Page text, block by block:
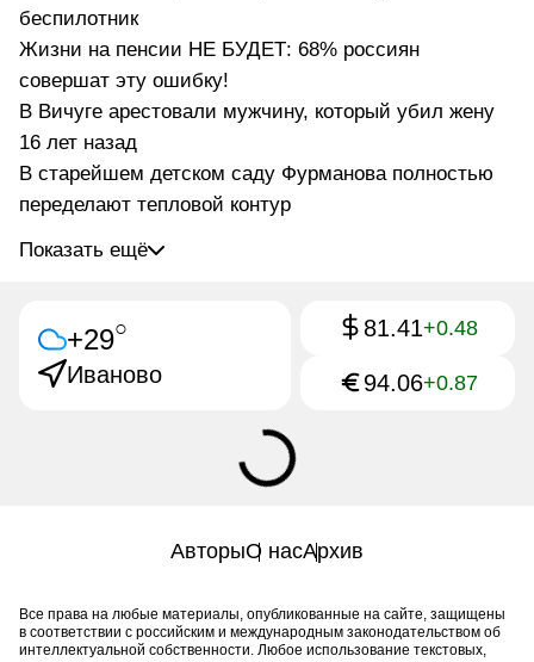
беспилотник
Жизни на пенсии НЕ БУДЕТ: 68% россиян
совершат эту ошибку!
В Вичуге арестовали мужчину, который убил жену
16 лет назад
В старейшем детском саду Фурманова полностью
переделают тепловой контур
Показать ещё
+29○
Иваново
81.41+0.48
94.06+0.87
АвторыО насАрхив
Все права на любые материалы, опубликованные на сайте, защищены
в соответствии с российским и международным законодательством об
интеллектуальной собственности. Любое использование текстовых,